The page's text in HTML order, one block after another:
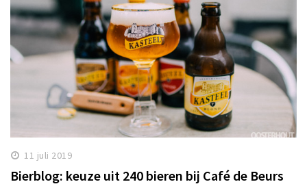
11 juli 2019
Bierblog: keuze uit 240 bieren bij Café de Beurs